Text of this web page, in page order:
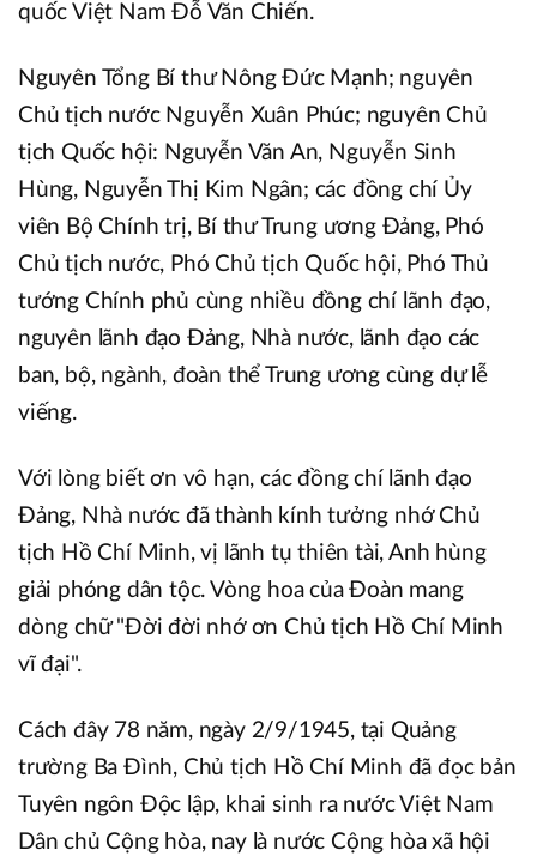
quốc Việt Nam Đỗ Văn Chiến.
Nguyên Tổng Bí thư Nông Đức Mạnh; nguyên
Chủ tịch nước Nguyễn Xuân Phúc; nguyên Chủ
tịch Quốc hội: Nguyễn Văn An, Nguyễn Sinh
Hùng, Nguyễn Thị Kim Ngân; các đồng chí Ủy
viên Bộ Chính trị, Bí thư Trung ương Đảng, Phó
Chủ tịch nước, Phó Chủ tịch Quốc hội, Phó Thủ
tướng Chính phủ cùng nhiều đồng chí lãnh đạo,
nguyên lãnh đạo Đảng, Nhà nước, lãnh đạo các
ban, bộ, ngành, đoàn thể Trung ương cùng dự lễ
viếng.
Với lòng biết ơn vô hạn, các đồng chí lãnh đạo
Đảng, Nhà nước đã thành kính tưởng nhớ Chủ
tịch Hồ Chí Minh, vị lãnh tụ thiên tài, Anh hùng
giải phóng dân tộc. Vòng hoa của Đoàn mang
dòng chữ "Đời đời nhớ ơn Chủ tịch Hồ Chí Minh
vĩ đại".
Cách đây 78 năm, ngày 2/9/1945, tại Quảng
trường Ba Đình, Chủ tịch Hồ Chí Minh đã đọc bản
Tuyên ngôn Độc lập, khai sinh ra nước Việt Nam
Dân chủ Cộng hòa, nay là nước Cộng hòa xã hội